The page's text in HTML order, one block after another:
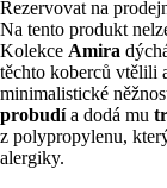
Rezervovat na
Na tento produkt
Kolekce Amira
těchto koberců vtělili
minimalistické
probudía dodá mu
z polypropylenu,
alergiky.